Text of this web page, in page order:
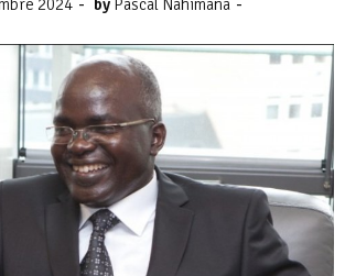
2024 - by Pascal Nahimana -